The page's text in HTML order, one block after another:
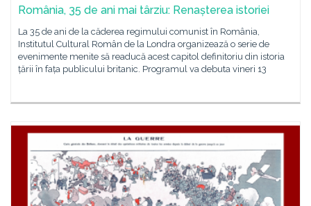
România, 35 de ani mai târziu: Renașterea istoriei
La 35 de ani de la căderea regimului comunist în România,
Institutul Cultural Român de la Londra organizează o serie de
evenimente menite să readucă acest capitol definitoriu din istoria
țării în fața publicului britanic. Programul va debuta vineri 13